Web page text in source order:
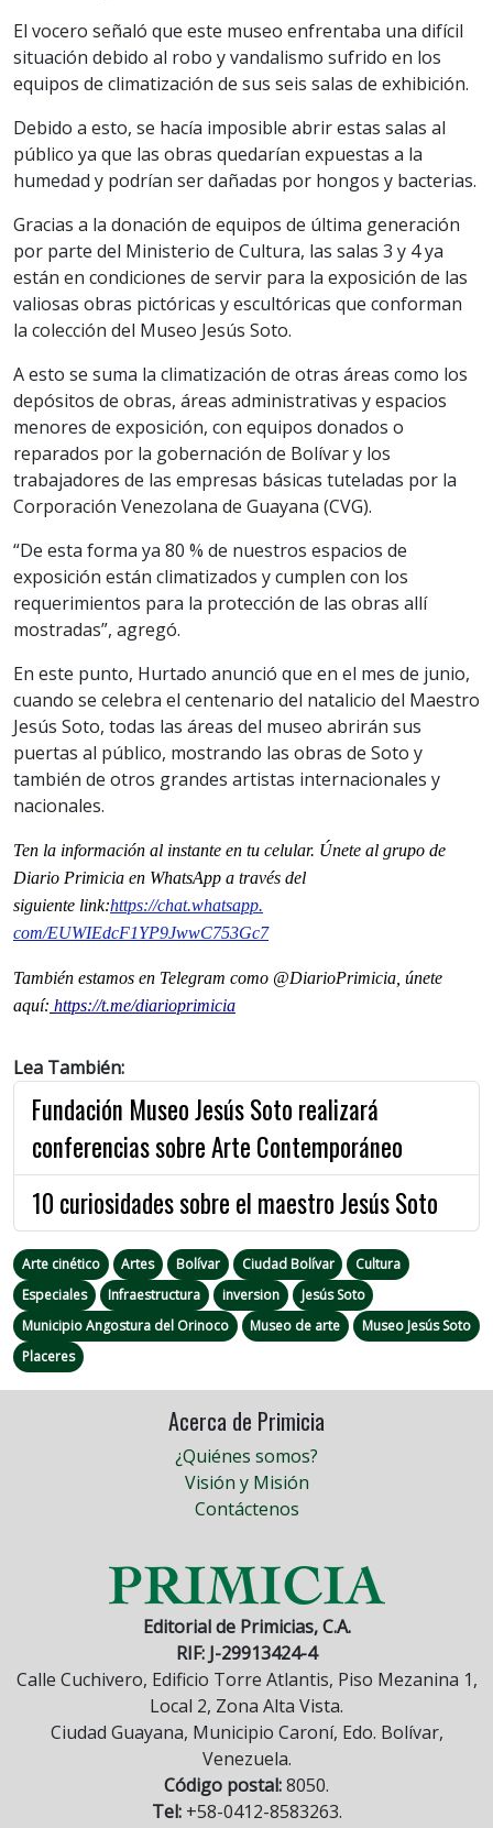
El vocero señaló que este museo enfrentaba una difícil
situación debido al robo y vandalismo sufrido en los
equipos de climatización de sus seis salas de exhibición.
Debido a esto, se hacía imposible abrir estas salas al
público ya que las obras quedarían expuestas a la
humedad y podrían ser dañadas por hongos y bacterias.
Gracias a la donación de equipos de última generación
por parte del Ministerio de Cultura, las salas 3 y 4 ya
están en condiciones de servir para la exposición de las
valiosas obras pictóricas y escultóricas que conforman
la colección del Museo Jesús Soto.
A esto se suma la climatización de otras áreas como los
depósitos de obras, áreas administrativas y espacios
menores de exposición, con equipos donados o
reparados por la gobernación de Bolívar y los
trabajadores de las empresas básicas tuteladas por la
Corporación Venezolana de Guayana (CVG).
“De esta forma ya 80 % de nuestros espacios de
exposición están climatizados y cumplen con los
requerimientos para la protección de las obras allí
mostradas”, agregó.
En este punto, Hurtado anunció que en el mes de junio,
cuando se celebra el centenario del natalicio del Maestro
Jesús Soto, todas las áreas del museo abrirán sus
puertas al público, mostrando las obras de Soto y
también de otros grandes artistas internacionales y
nacionales.
Ten la información al instante en tu celular. Únete al grupo de
Diario Primicia en WhatsApp a través del
siguiente link:https://chat.whatsapp.
com/EUWIEdcF1YP9JwwC753Gc7
También estamos en Telegram como @DiarioPrimicia, únete
aquí: https://t.me/diarioprimicia
Lea También:
Fundación Museo Jesús Soto realizará
conferencias sobre Arte Contemporáneo
10 curiosidades sobre el maestro Jesús Soto
Arte cinético Artes Bolívar Ciudad Bolívar
Cultura
Especiales
Infraestructura inversion
Jesús Soto
Municipio Angostura del Orinoco
Museo de arte
Museo Jesús Soto
Placeres
Acerca de Primicia
¿Quiénes somos?
Visión y Misión
Contáctenos
Editorial de Primicias, C.A.
RIF: J-29913424-4
Calle Cuchivero, Edificio Torre Atlantis, Piso Mezanina 1,
Local 2, Zona Alta Vista.
Ciudad Guayana, Municipio Caroní, Edo. Bolívar,
Venezuela.
Código postal:8050.
Tel:+58-0412-8583263.